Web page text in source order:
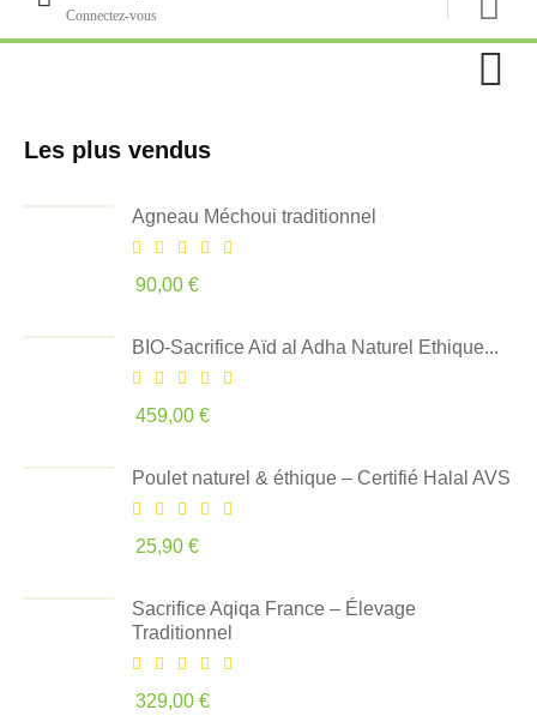
Connectez-vous

Les plus vendus
Agneau Méchoui traditionnel
90,00 €
BIO-Sacrifice Aïd al Adha Naturel Ethique...
459,00 €
Poulet naturel & éthique – Certifié Halal AVS
25,90 €
Sacrifice Aqiqa France – Élevage
Traditionnel
329,00 €